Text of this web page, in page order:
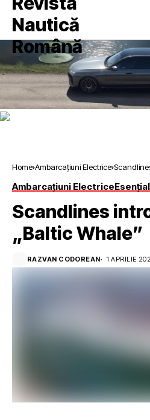
Home Ambarcațiuni Electrice
Ambarcațiuni ElectriceEsențial
Scandlines
„Baltic Whale”
RAZVAN CODOREAN 1 APRILIE